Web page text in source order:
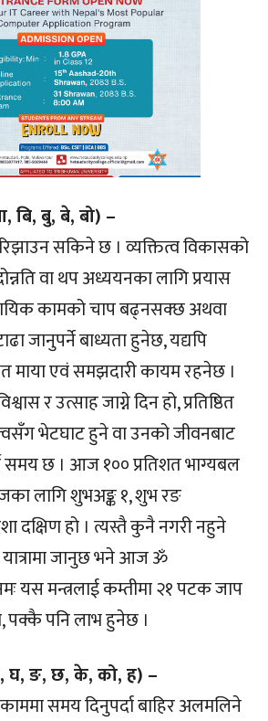
बि, बु, बे, बो) –
सकिने छ । व्यक्तित्व विकासको
वा थप अध्ययनका लागि प्रयास
कामको चाप बढ्नसक्छ अथवा
जानुपर्ने बाध्यता हुनेछ, यद्यपि
एवं समझदारी कायम रहनेछ ।
र उत्साह जाग्ने दिन हो, प्रतिष्ठित
भेटघाट हुने वा उनको जीवनबाट
समय छ । आज १०० प्रतिशत भाग्यबल
लागि शुभअङ्क १, शुभ रङ
दक्षिण हो । त्यस्तै कुनै नगरी नहुने
जानुछ भने आज ॐ
यस मन्त्रलाई कम्तीमा २१ पटक जाप
पक्कै पनि लाभ हुनेछ ।
घ, ङ, छ, के, को, ह) –
समय दिनुपर्दा बाहिर अलमलिने